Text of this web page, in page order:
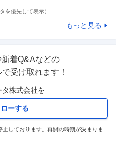
を優先して表示）
もっと見る
着Q&Aなどの
受け取れます！
株式会社を
ーする
しております。再開の時期が決まりま